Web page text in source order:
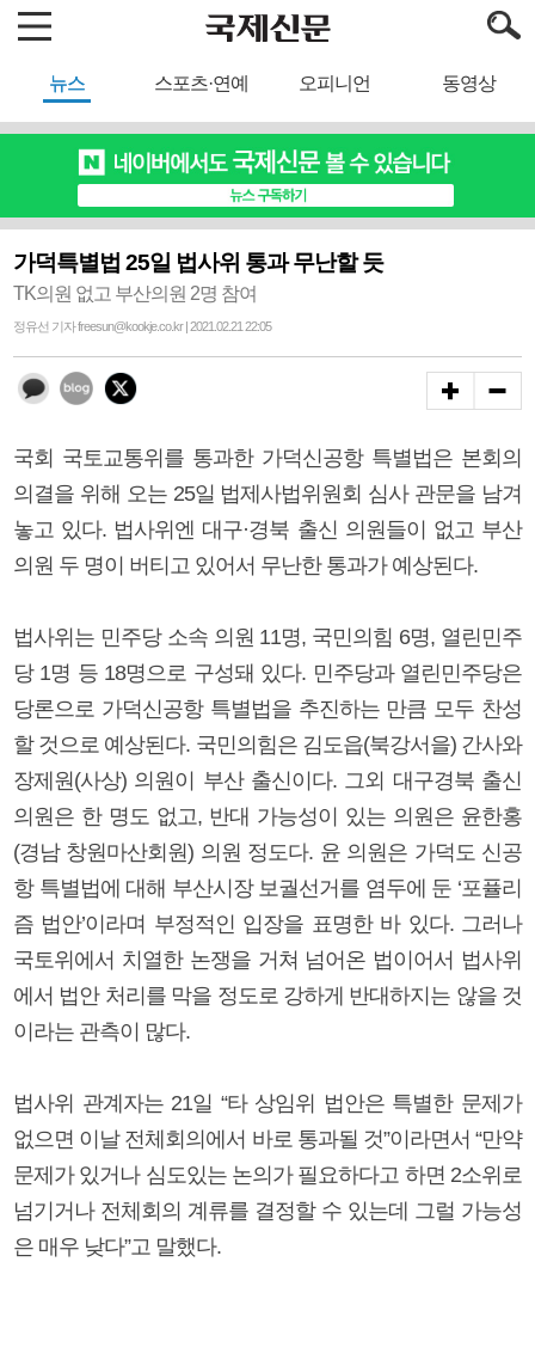
뉴스 스포츠·연예 오피니언 동영상
가덕특별법 25일 법사위 통과 무난할 듯
TK의원 없고 부산의원 2명 참여
정유선 기자 freesun@kookje.co.kr | 2021.02.21 22:05
국회 국토교통위를 통과한 가덕신공항 특별법은 본회의
의결을 위해 오는 25일 법제사법위원회 심사 관문을 남겨
놓고 있다. 법사위엔 대구·경북 출신 의원들이 없고 부산
의원 두 명이 버티고 있어서 무난한 통과가 예상된다.
법사위는 민주당 소속 의원 11명, 국민의힘 6명, 열린민주
당 1명 등 18명으로 구성돼 있다. 민주당과 열린민주당은
당론으로 가덕신공항 특별법을 추진하는 만큼 모두 찬성
할 것으로 예상된다. 국민의힘은 김도읍(북강서을) 간사와
장제원(사상) 의원이 부산 출신이다. 그외 대구경북 출신
의원은 한 명도 없고, 반대 가능성이 있는 의원은 윤한홍
(경남 창원마산회원) 의원 정도다. 윤 의원은 가덕도 신공
항 특별법에 대해 부산시장 보궐선거를 염두에 둔 ‘포퓰리
즘 법안’이라며 부정적인 입장을 표명한 바 있다. 그러나
국토위에서 치열한 논쟁을 거쳐 넘어온 법이어서 법사위
에서 법안 처리를 막을 정도로 강하게 반대하지는 않을 것
이라는 관측이 많다.
법사위 관계자는 21일 “타 상임위 법안은 특별한 문제가
없으면 이날 전체회의에서 바로 통과될 것”이라면서 “만약
문제가 있거나 심도있는 논의가 필요하다고 하면 2소위로
넘기거나 전체회의 계류를 결정할 수 있는데 그럴 가능성
은 매우 낮다”고 말했다.